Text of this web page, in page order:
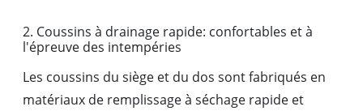
2. Coussins à drainage rapide: confortables et à
l'épreuve des intempéries
Les coussins du siège et du dos sont fabriqués en
matériaux de remplissage à séchage rapide et